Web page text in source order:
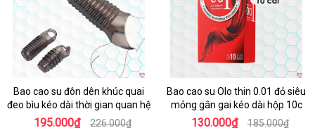
Bao cao su đôn dên khúc quai
đeo bìu kéo dài thời gian quan hệ
195.000₫ 226.000₫
Bao cao su Olo thin 0.01 đỏ siêu
mỏng gân gai kéo dài hộp 10c
130.000₫ 185.000₫